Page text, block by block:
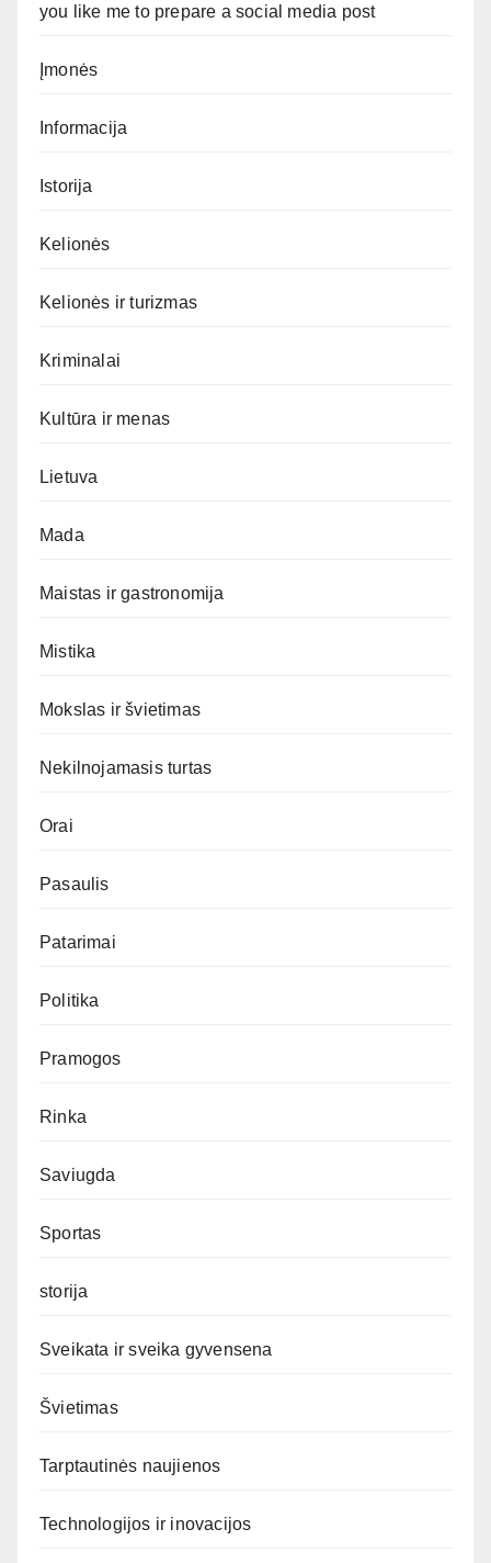
you like me to prepare a social media post
Įmonės
Informacija
Istorija
Kelionės
Kelionės ir turizmas
Kriminalai
Kultūra ir menas
Lietuva
Mada
Maistas ir gastronomija
Mistika
Mokslas ir švietimas
Nekilnojamasis turtas
Orai
Pasaulis
Patarimai
Politika
Pramogos
Rinka
Saviugda
Sportas
storija
Sveikata ir sveika gyvensena
Švietimas
Tarptautinės naujienos
Technologijos ir inovacijos